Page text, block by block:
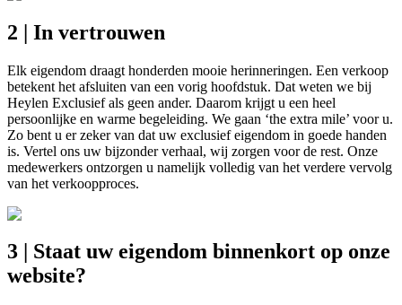
2 | In vertrouwen
Elk eigendom draagt honderden mooie herinneringen. Een verkoop
betekent het afsluiten van een vorig hoofdstuk. Dat weten we bij
Heylen Exclusief als geen ander. Daarom krijgt u een heel
persoonlijke en warme begeleiding. We gaan ‘the extra mile’ voor u.
Zo bent u er zeker van dat uw exclusief eigendom in goede handen
is. Vertel ons uw bijzonder verhaal, wij zorgen voor de rest. Onze
medewerkers ontzorgen u namelijk volledig van het verdere vervolg
van het verkoopproces.
3 | Staat uw eigendom binnenkort op onze
website?